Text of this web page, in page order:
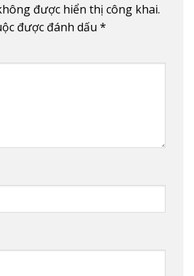
được hiển thị công khai.
được đánh dấu *